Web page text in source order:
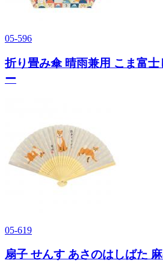
05-596
折り畳み傘 晴雨兼用 こま富士
ー
05-619
扇子 せんす あさのはしばた